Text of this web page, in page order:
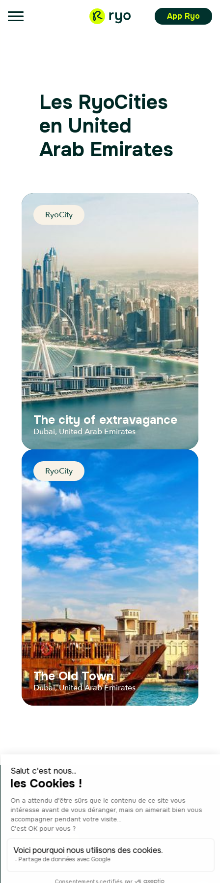
App Ryo
Les RyoCities
en United
Arab Emirates
RyoCity
The city of extravagance
Dubai, United Arab Emirates
The city of extravagance
Dubai, United Arab Emirates
Distance
Durée
Audios Parcours
RyoCity
The Old Town
Dubai, United Arab Emirates
Dubai, United Arab Emirates
Distance
Audios
The company
Contact
Privacy policy
Suivez-nous
GTCUS•Legal notice
2026©Ryo